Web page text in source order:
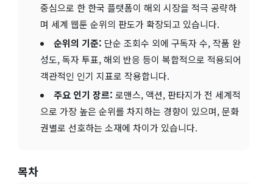
중심으로 한 한국 플랫폼이 해외 시장을 적극 공략하
며 세계 웹툰 순위의 판도가 확장되고 있습니다.
순위의 기준: 단순 조회수 외에 구독자 수, 작품 완
성도, 독자 투표, 해외 반응 등이 복합적으로 적용되어
객관적인 인기 지표로 작용합니다.
주요 인기 장르: 로맨스, 액션, 판타지가 전 세계적
으로 가장 높은 순위를 차지하는 경향이 있으며, 문화
권별로 선호하는 소재에 차이가 있습니다.
목차